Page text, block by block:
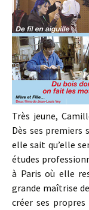
Très jeune,
Dès ses premiers
elle sait qu’elle
études
à Paris où elle
grande maîtrise
créer ses